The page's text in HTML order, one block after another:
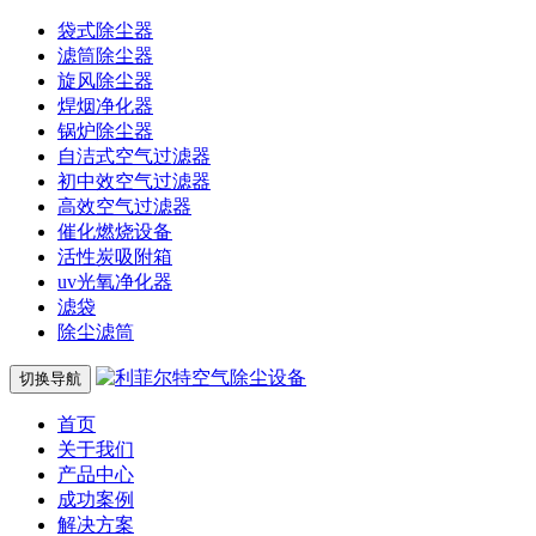
袋式除尘器
滤筒除尘器
旋风除尘器
焊烟净化器
锅炉除尘器
自洁式空气过滤器
初中效空气过滤器
高效空气过滤器
催化燃烧设备
活性炭吸附箱
uv光氧净化器
滤袋
除尘滤筒
切换导航
首页
关于我们
产品中心
成功案例
解决方案